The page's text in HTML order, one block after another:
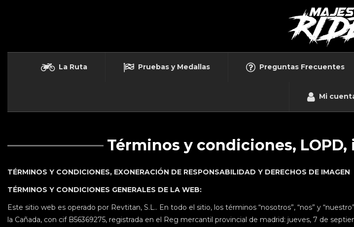
La Ruta Pruebas y Medallas Preguntas Frecuentes
Mi
Términos y condiciones,
TÉRMINOS Y CONDICIONES, EXONERACIÓN DE RESPONSABILIDAD Y DERECHOS DE IMAGEN
TÉRMINOS Y CONDICIONES GENERALES DE LA WEB:
Este sitio web es operado por Revtitan, S.L.. En todo el sitio, los términos “nosotros”, “nos” y
la Cañada, con cif B56369275, registrada en el Reg mercantil provincial de madrid: jueves, 7 de